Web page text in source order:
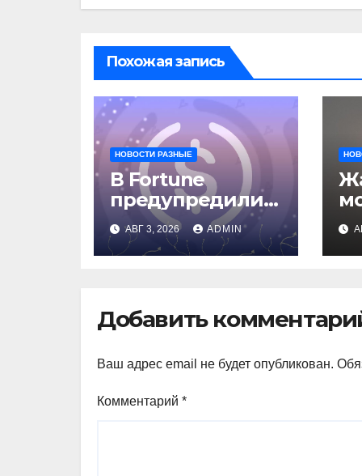
Похожая запись
НОВОСТИ РАЗНЫЕ
В Fortune
предупредили о
рисках сделки
Circle и IBM
АВГ 3, 2026 ADMIN
Добавить
Ваш адрес email не будет опубликован.
Комментарий *